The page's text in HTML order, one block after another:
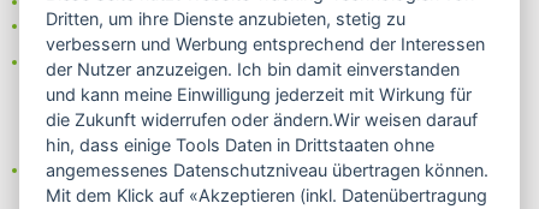
- Lastschrift/Bankeinzug
Das Internetsiegel "GEPRÜFTER SHOP – Sicher einkaufen":
Partner von:
Wine in Moderation - bewußt genießen
Dritten, um ihre Dienste anzubieten, stetig zu
verbessern und Werbung entsprechend der Interessen
der Nutzer anzuzeigen. Ich bin damit einverstanden
und kann meine Einwilligung jederzeit mit Wirkung für
die Zukunft widerrufen oder ändern.Wir weisen darauf
hin, dass einige Tools Daten in Drittstaaten ohne
angemessenes Datenschutzniveau übertragen können.
Mit dem Klick auf «Akzeptieren (inkl. Datenübertragung